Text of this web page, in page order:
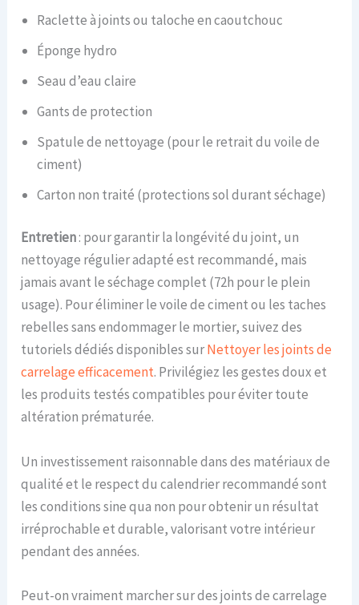
Raclette à joints ou taloche en caoutchouc
Éponge hydro
Seau d’eau claire
Gants de protection
Spatule de nettoyage (pour le retrait du voile de
ciment)
Carton non traité (protections sol durant séchage)
Entretien: pour garantir la longévité du joint, un
nettoyage régulier adapté est recommandé, mais
jamais avant le séchage complet (72h pour le plein
usage). Pour éliminer le voile de ciment ou les taches
rebelles sans endommager le mortier, suivez des
tutoriels dédiés disponibles surNettoyer les joints de
carrelage efficacement. Privilégiez les gestes doux et
les produits testés compatibles pour éviter toute
altération prématurée.
Un investissement raisonnable dans des matériaux de
qualité et le respect du calendrier recommandé sont
les conditions sine qua non pour obtenir un résultat
irréprochable et durable, valorisant votre intérieur
pendant des années.
Peut-on vraiment marcher sur des joints de carrelage